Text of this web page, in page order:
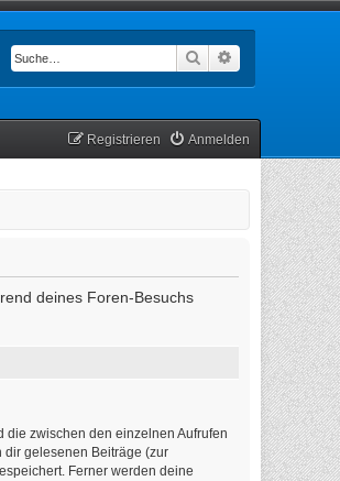
Suche
Anmelden
Registrieren
deines Foren-Besuchs
die zwischen den einzelnen Aufrufen
dir gelesenen Beiträge (zur
Ferner werden deine